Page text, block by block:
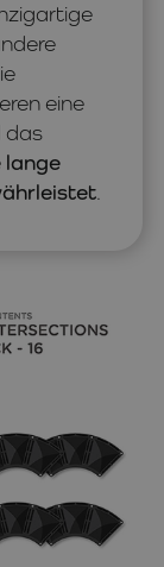
eine
das
lange
.